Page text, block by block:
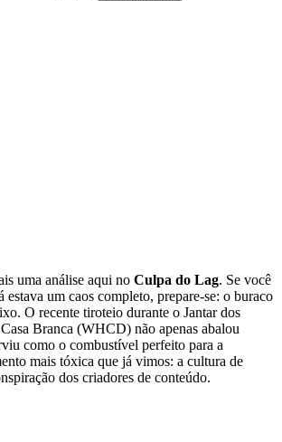
uma análise aqui no Culpa do Lag. Se você
estava um caos completo, prepare-se: o buraco
O recente tiroteio durante o Jantar dos
Branca (WHCD) não apenas abalou
como o combustível perfeito para a
mais tóxica que já vimos: a cultura de
dos criadores de conteúdo.